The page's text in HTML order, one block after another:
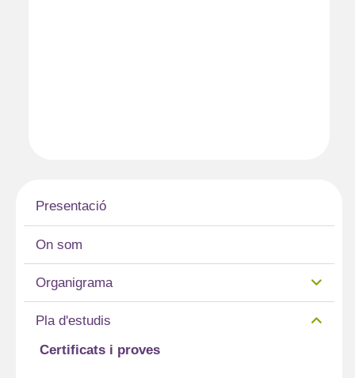
Presentació
On som
Organigrama
Pla d'estudis
Certificats i proves